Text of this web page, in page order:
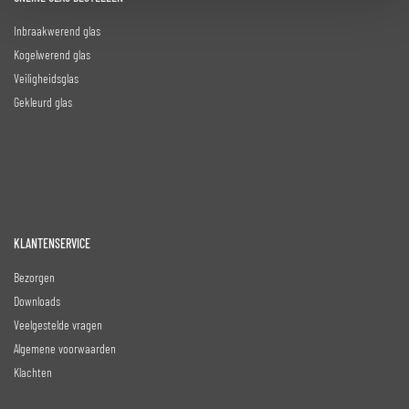
Inbraakwerend glas
Kogelwerend glas
Veiligheidsglas
Gekleurd glas
KLANTENSERVICE
Bezorgen
Downloads
Veelgestelde vragen
Algemene voorwaarden
Klachten